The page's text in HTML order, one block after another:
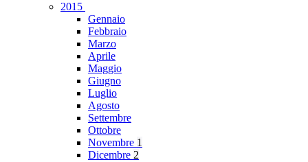
2015
Gennaio
Febbraio
Marzo
Aprile
Maggio
Giugno
Luglio
Agosto
Settembre
Ottobre
Novembre 1
Dicembre 2